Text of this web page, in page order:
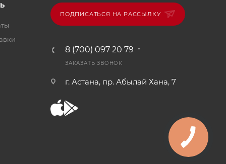
ПОДПИСАТЬСЯ НА РАССЫЛКУ
8 (700) 097 20 79
ЗАКАЗАТЬ ЗВОНОК
г. Астана, пр. Абылай Хана, 7